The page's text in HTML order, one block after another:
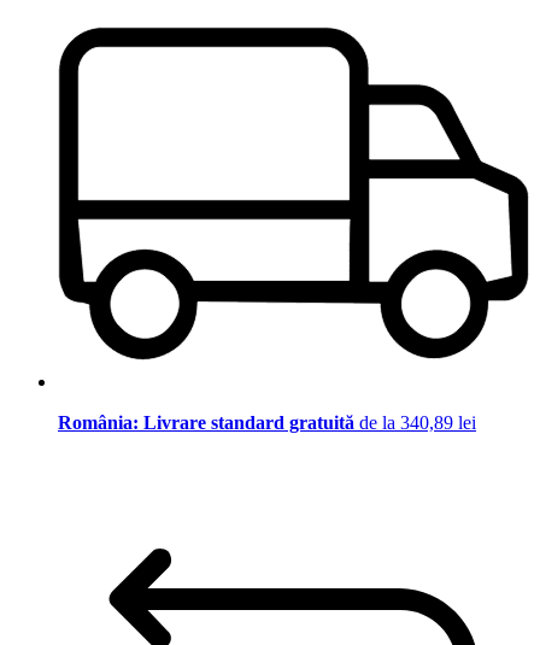
România: Livrare standard gratuită de la 340,89 lei